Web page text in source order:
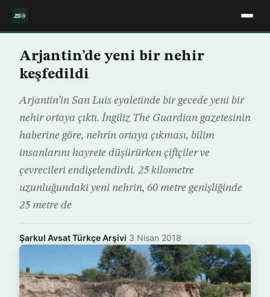
Arjantin’de yeni bir nehir
keşfedildi
Arjantin’in San Luis eyaletinde bir gecede yeni bir
nehir ortaya çıktı. İngiliz The Guardian gazetesinin
haberine göre, nehrin ortaya çıkması, bilim
insanlarını hayrete düşürürken çiftçiler ve
çevrecileri endişelendirdi. 25 kilometre
uzunluğundaki yeni nehrin, 60 metre genişliğinde
25 metre de
Şarkul Avsat Türkçe Arşivi·3 Nisan 2018